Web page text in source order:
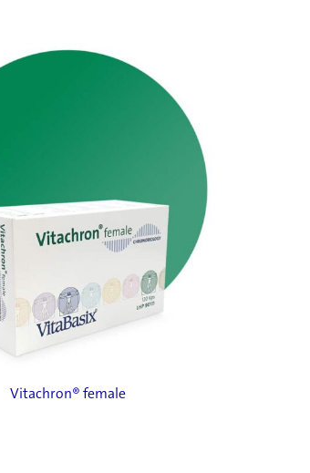
Vitachron® female